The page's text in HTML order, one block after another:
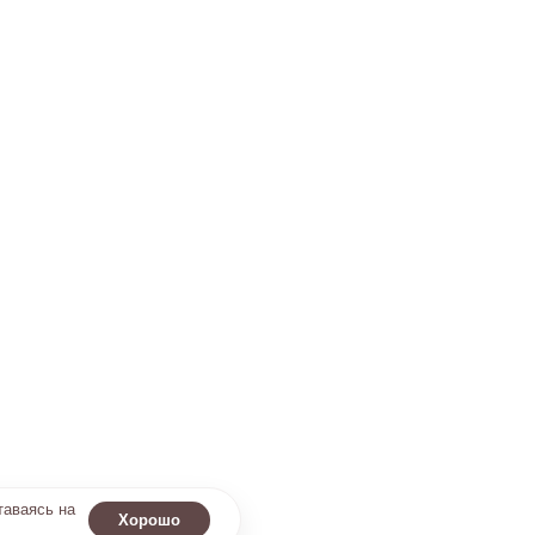
на
Хорошо